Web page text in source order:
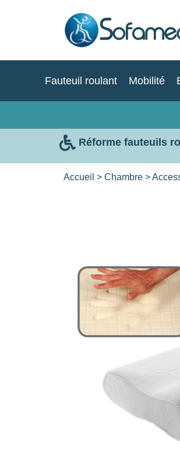
Fauteuil roulant Mobilité
Réforme fauteuils
Accueil > Chambre >